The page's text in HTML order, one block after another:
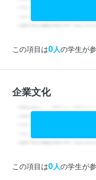
この項目は0人の学生が
企業文化
この項目は0人の学生が